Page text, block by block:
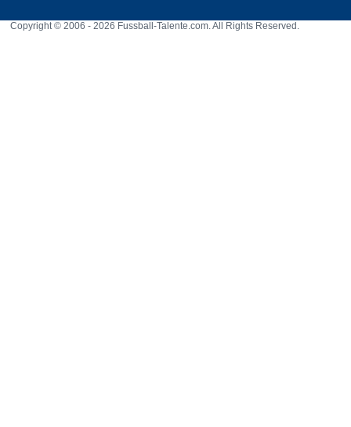
Copyright © 2006 - 2026 Fussball-Talente.com. All Rights Reserved.